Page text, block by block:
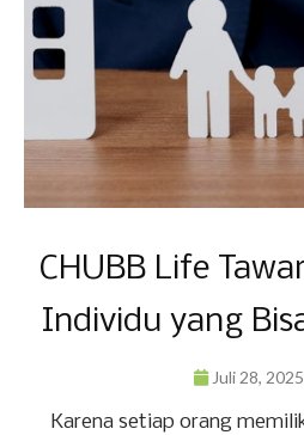
CHUBB Life
Individu yang
Juli 28, 2025
Karena setiap orang